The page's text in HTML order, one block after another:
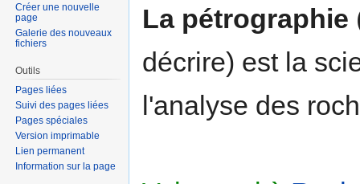
La pétrographie
décrire) est la
l'analyse des
Créer une nouvelle
page
Galerie des nouveaux
fichiers
Outils
Pages liées
Suivi des pages liées
Pages spéciales
Version imprimable
Lien permanent
Information sur la page